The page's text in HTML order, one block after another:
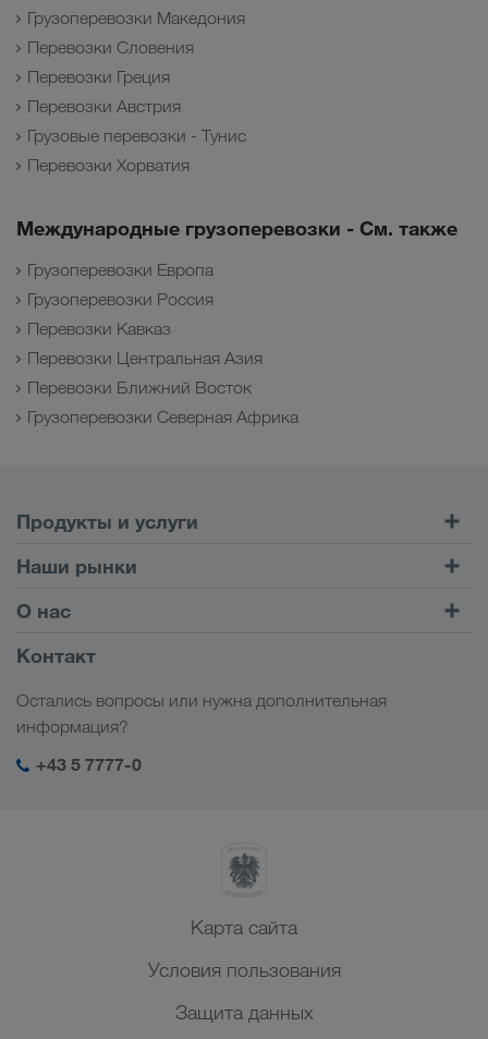
Грузоперевозки Македония
Перевозки Словения
Перевозки Греция
Перевозки Австрия
Грузовые перевозки - Тунис
Перевозки Хорватия
Международные грузоперевозки - См. также
Грузоперевозки Европа
Грузоперевозки Россия
Перевозки Кавказ
Перевозки Центральная Азия
Перевозки Ближний Восток
Грузоперевозки Северная Африка
Продукты и услуги
Автомобильные перевозки
Клиентский портал CONNECT
Цифровые решения
Мой вход в систему LKW WALTER
Наши рынки
Европа
Кавказ
Центральная Азия
Ближний Восток
Северная Африка
О нас
Информация о компании
Социальная ответственность
Контакт
Остались вопросы или нужна дополнительная
информация?
+43 5 7777-0
Карта сайта
Условия пользования
Защита данных